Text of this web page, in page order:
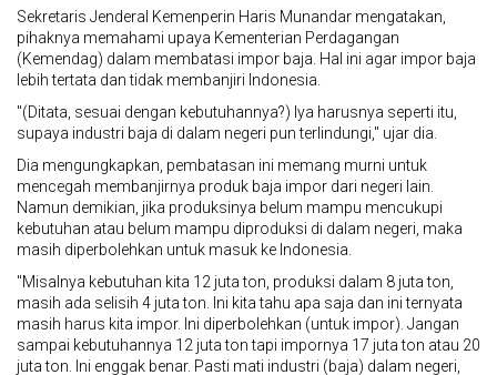
Sekretaris Jenderal Kemenperin Haris Munandar mengatakan,
pihaknya memahami upaya Kementerian Perdagangan
(Kemendag) dalam membatasi impor baja. Hal ini agar impor baja
lebih tertata dan tidak membanjiri Indonesia.
"(Ditata, sesuai dengan kebutuhannya?)‎ Iya harusnya seperti itu,
supaya industri baja di dalam negeri pun terlindungi," ujar dia.
Dia mengungkapkan, pembatasan ini memang murni untuk
mencegah membanjirnya produk baja impor dari negeri lain.
Namun demikian, jika produksinya belum mampu mencukupi
kebutuhan atau belum mampu diproduksi di dalam negeri, maka
masih diperbolehkan untuk masuk ke Indonesia.
"Misalnya kebutuhan kita 12 juta ton, produksi dalam 8 juta ton,
masih ada selisih 4 juta ton. Ini kita tahu apa saja dan ini ternyata
masih harus kita impor. Ini diperbolehkan (untuk impor). Jangan
sampai kebutuhannya 12 juta ton tapi impornya 17 juta ton atau 20
juta ton. Ini enggak benar. Pasti mati industri (baja) dalam negeri,